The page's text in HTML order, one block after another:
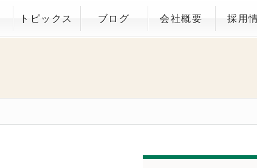
TEL.0795-35-0516 FAX.0795-
0269
トピックス ブログ 会社概要 採用